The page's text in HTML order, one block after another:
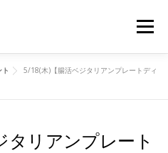
メニ
オンラインショップ ブログ
5/18(木)【腸活ベジタリアンプレートディ
タリアンプレート